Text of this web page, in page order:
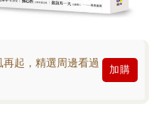
起，精選周邊看過
加購